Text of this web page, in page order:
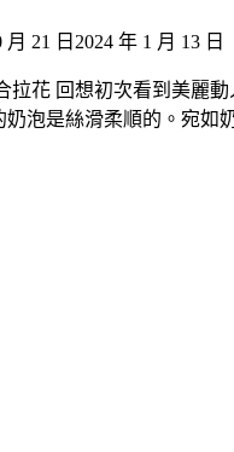
月 21 日 2024 年 1 月 13 日
拉花 回想初次看到美麗
奶泡是絲滑柔順的。宛如